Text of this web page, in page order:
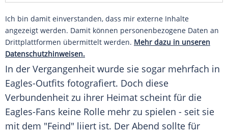
Ich bin damit einverstanden, dass mir externe Inhalte
angezeigt werden. Damit können personenbezogene Daten an
Drittplattformen übermittelt werden. Mehr dazu in unseren
Datenschutzhinweisen.
In der Vergangenheit wurde sie sogar mehrfach in
Eagles-Outfits fotografiert. Doch diese
Verbundenheit zu ihrer Heimat scheint für die
Eagles-Fans keine Rolle mehr zu spielen - seit sie
mit dem "Feind" liiert ist. Der Abend sollte für